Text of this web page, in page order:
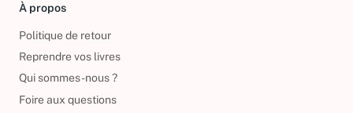
À propos
Politique de retour
Reprendre vos livres
Qui sommes-nous ?
Foire aux questions